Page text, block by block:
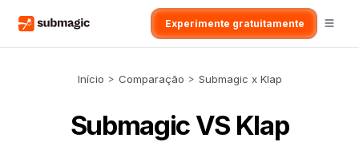
Experimente gratuitamente
Início > Comparação > Submagic x Klap
Submagic VS Klap